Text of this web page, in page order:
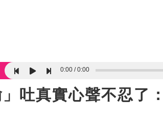
0:00 0:00
吐真實心聲不忍了